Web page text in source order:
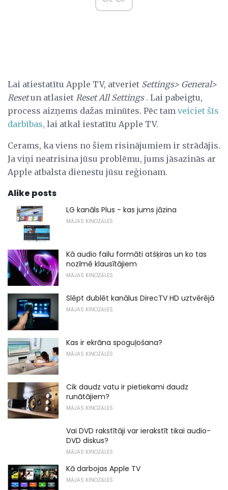
Lai atiestatītu Apple TV, atveriet Settings> General>
Resetun atlasiet Reset All Settings. Lai pabeigtu,
process aizņems dažas minūtes. Pēc tam veiciet šīs
darbības, lai atkal iestatītu Apple TV.
Cerams, ka viens no šiem risinājumiem ir strādājis.
Ja viņi neatrisina jūsu problēmu, jums jāsazinās ar
Apple atbalsta dienestu jūsu reģionam.
Alike posts
LG kanāls Plus - kas jums jāzina
MĀJAS KINOZĀLES
Kā audio failu formāti atšķiras un ko tas
nozīmē klausītājiem
MĀJAS KINOZĀLES
Slēpt dublēt kanālus DirecTV HD uztvērējā
MĀJAS KINOZĀLES
Kas ir ekrāna spoguļošana?
MĀJAS KINOZĀLES
Cik daudz vatu ir pietiekami daudz
runātājiem?
MĀJAS KINOZĀLES
Vai DVD rakstītāji var ierakstīt tikai audio-
DVD diskus?
MĀJAS KINOZĀLES
Kā darbojas Apple TV
MĀJAS KINOZĀLES